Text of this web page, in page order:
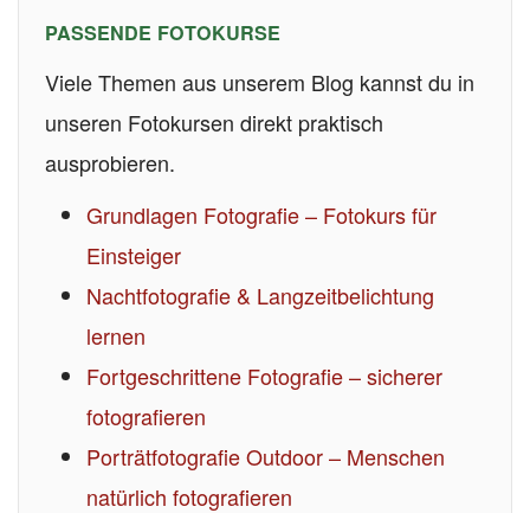
PASSENDE FOTOKURSE
Viele Themen aus unserem Blog kannst du in
unseren Fotokursen direkt praktisch
ausprobieren.
Grundlagen Fotografie – Fotokurs für
Einsteiger
Nachtfotografie & Langzeitbelichtung
lernen
Fortgeschrittene Fotografie – sicherer
fotografieren
Porträtfotografie Outdoor – Menschen
natürlich fotografieren